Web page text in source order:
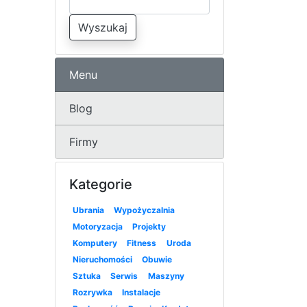
Wyszukaj
Menu
Blog
Firmy
Kategorie
Ubrania
Wypożyczalnia
Motoryzacja
Projekty
Komputery
Fitness
Uroda
Nieruchomości
Obuwie
Sztuka
Serwis
Maszyny
Rozrywka
Instalacje